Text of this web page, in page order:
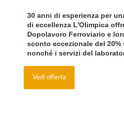
30 anni di esperienza per
di eccellenza L'Olimpica
Dopolavoro Ferroviario e
sconto eccezionale del
nonché i servizi del
Vedi offerta